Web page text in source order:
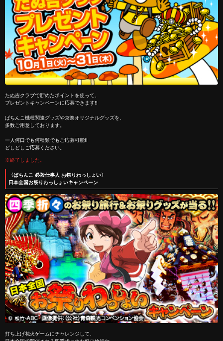
たぬ吉クラブで貯めたポイントを使って、
プレゼントキャンペーンに応募できます!!
ぱちんこ機種関連グッズや京楽オリジナルグッズを、
多数ご用意しております。
一人何口でも何種類でもご応募可能!!
どしどしご応募ください。
※終了しました。
〈ぱちんこ 必殺仕事人 お祭りわっしょい〉
日本全国お祭りわっしょいキャンペーン
打ち上げ花火ゲームにチャレンジして、